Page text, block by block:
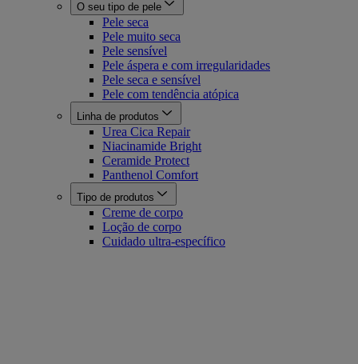
O seu tipo de pele
Pele seca
Pele muito seca
Pele sensível
Pele áspera e com irregularidades
Pele seca e sensível
Pele com tendência atópica
Linha de produtos
Urea Cica Repair
Niacinamide Bright
Ceramide Protect
Panthenol Comfort
Tipo de produtos
Creme de corpo
Loção de corpo
Cuidado ultra-específico